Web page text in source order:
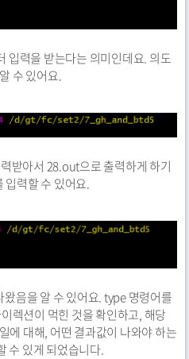
력을 받는다는 의미인데요. 의도
수 있어요.
받아서 28.out으로 출력하게 하기
력할 수 있어요.
음을 알 수 있어요. type 명령어를
렉션이 먹힌 것을 확인하고, 해당
에 대해, 어떤 결과값이 나와야 하는
수 있게 되었습니다.